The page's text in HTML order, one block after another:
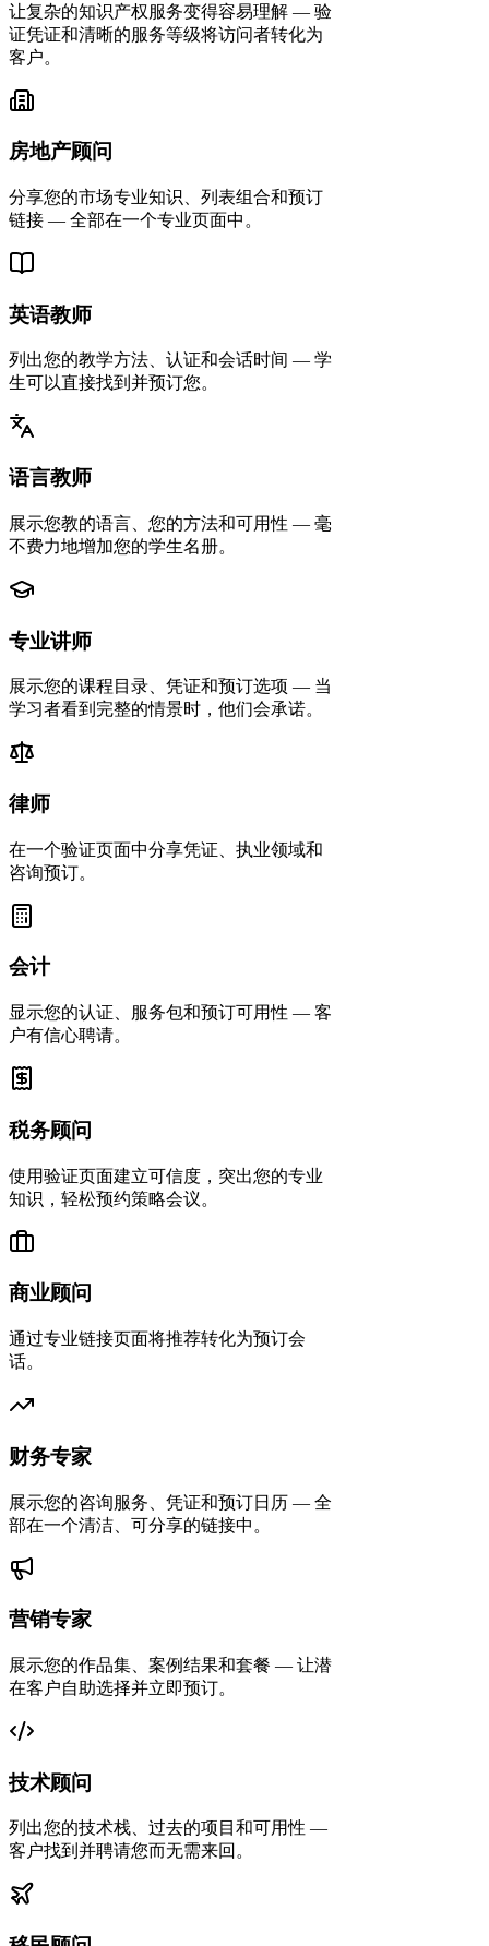
让复杂的知识产权服务变得容易理解 — 验
证凭证和清晰的服务等级将访问者转化为
客户。
房地产顾问
分享您的市场专业知识、列表组合和预订
链接 — 全部在一个专业页面中。
英语教师
列出您的教学方法、认证和会话时间 — 学
生可以直接找到并预订您。
语言教师
展示您教的语言、您的方法和可用性 — 毫
不费力地增加您的学生名册。
专业讲师
展示您的课程目录、凭证和预订选项 — 当
学习者看到完整的情景时，他们会承诺。
律师
在一个验证页面中分享凭证、执业领域和
咨询预订。
会计
显示您的认证、服务包和预订可用性 — 客
户有信心聘请。
税务顾问
使用验证页面建立可信度，突出您的专业
知识，轻松预约策略会议。
商业顾问
通过专业链接页面将推荐转化为预订会
话。
财务专家
展示您的咨询服务、凭证和预订日历 — 全
部在一个清洁、可分享的链接中。
营销专家
展示您的作品集、案例结果和套餐 — 让潜
在客户自助选择并立即预订。
技术顾问
列出您的技术栈、过去的项目和可用性 —
客户找到并聘请您而无需来回。